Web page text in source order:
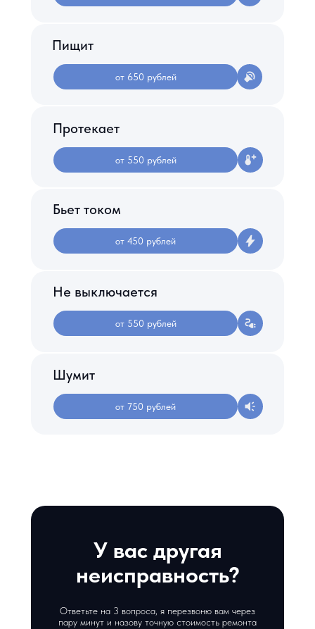
Протекает
от 550 рублей
Не выключается
от 550 рублей
Бьет током
от 450 рублей
Пищит
от 650 рублей
Шумит
от 750 рублей
У вас другая
неисправность?
Ответьте на 3 вопроса, я перезвоню вам через
пару минут и назову точную стоимость ремонта